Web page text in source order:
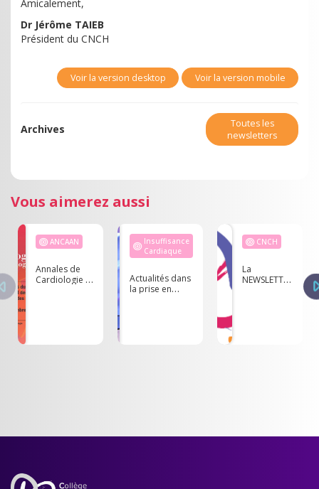
Amicalement,
Dr Jérôme TAIEB
Président du CNCH
Voir la version desktop Voir la version mobile
Archives
Toutes les
newsletters
Vous aimerez aussi
ANCAAN
Annales de
Cardiologie et
Insuffisance
Cardiaque
Actualités dans
la prise en
CNCH
La
NEWSLETTER